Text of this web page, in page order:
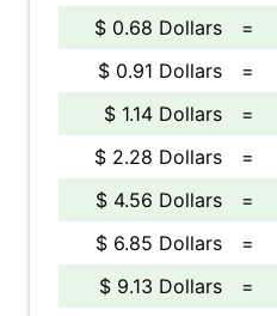
$ 0.68 Dollars
=
$ 0.91 Dollars
=
$ 1.14 Dollars
=
$ 2.28 Dollars
=
$ 4.56 Dollars
=
$ 6.85 Dollars
=
$ 9.13 Dollars
=